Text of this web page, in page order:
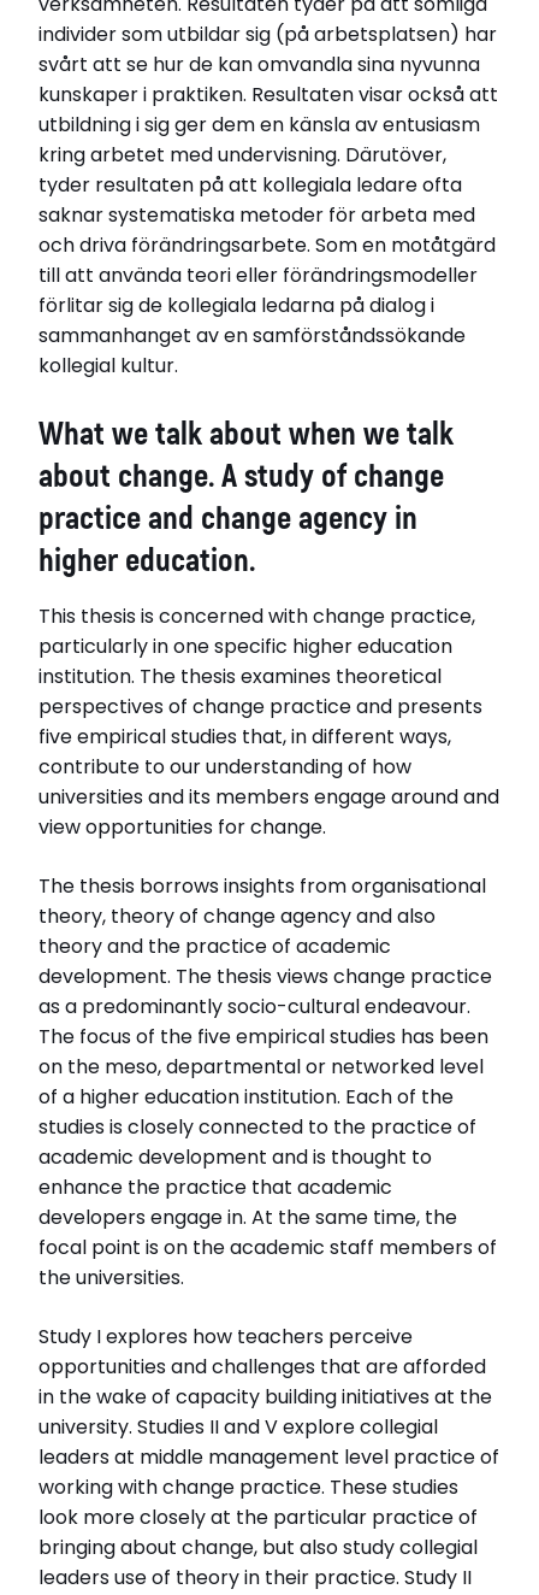
individer som utbildar sig (på arbetsplatsen) har
svårt att se hur de kan omvandla sina nyvunna
kunskaper i praktiken. Resultaten visar också att
utbildning i sig ger dem en känsla av entusiasm
kring arbetet med undervisning. Därutöver,
tyder resultaten på att kollegiala ledare ofta
saknar systematiska metoder för arbeta med
och driva förändringsarbete. Som en motåtgärd
till att använda teori eller förändringsmodeller
förlitar sig de kollegiala ledarna på dialog i
sammanhanget av en samförståndssökande
kollegial kultur.
What we talk about when we talk
about change. A study of change
practice and change agency in
higher education.
This thesis is concerned with change practice,
particularly in one specific higher education
institution. The thesis examines theoretical
perspectives of change practice and presents
five empirical studies that, in different ways,
contribute to our understanding of how
universities and its members engage around and
view opportunities for change.
The thesis borrows insights from organisational
theory, theory of change agency and also
theory and the practice of academic
development. The thesis views change practice
as a predominantly socio-cultural endeavour.
The focus of the five empirical studies has been
on the meso, departmental or networked level
of a higher education institution. Each of the
studies is closely connected to the practice of
academic development and is thought to
enhance the practice that academic
developers engage in. At the same time, the
focal point is on the academic staff members of
the universities.
Study I explores how teachers perceive
opportunities and challenges that are afforded
in the wake of capacity building initiatives at the
university. Studies II and V explore collegial
leaders at middle management level practice of
working with change practice. These studies
look more closely at the particular practice of
bringing about change, but also study collegial
leaders use of theory in their practice. Study II